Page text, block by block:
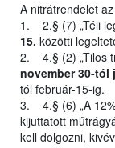
A nitrátrendelet
1. 2.§ (7) „Téli
15. közötti
2. 4.§ (2) „Tilos
november 30-tól
tól február-15-ig.
3. 4.§ (6) „A
kijuttatott
kell dolgozni,